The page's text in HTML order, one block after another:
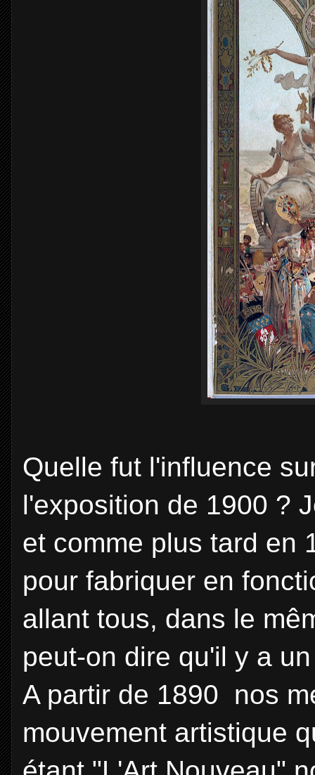
Quelle fut l'influence
l'exposition de 1900 ?
et comme plus tard en
pour fabriquer en
allant tous, dans le
peut-on dire qu'il y a
A partir de 1890 nos
mouvement artistique